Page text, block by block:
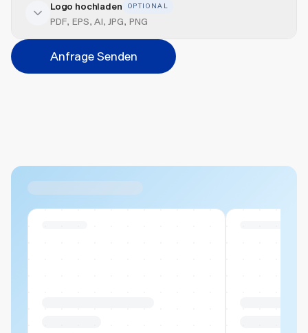
Veredelung hinzufügen
Position
Bitte wählen...
Logo hochladen OPTIONAL
PDF, EPS, AI, JPG, PNG
Anfrage Senden